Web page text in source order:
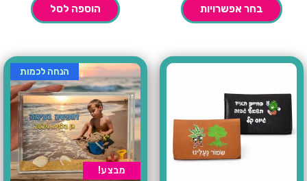
בחר אפשרויות הוספה לסל
מבצע!
הנחה לכמות